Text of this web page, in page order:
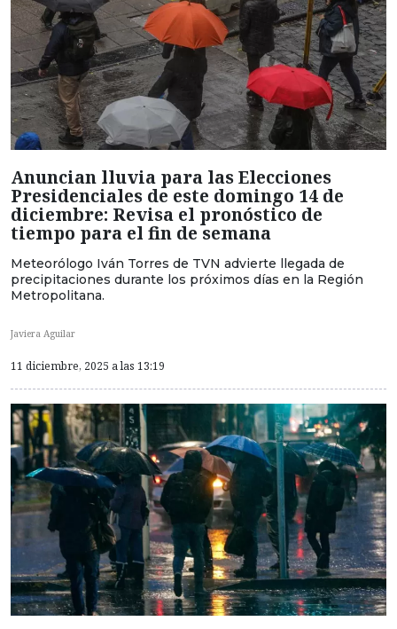
Anuncian lluvia para las Elecciones
Presidenciales de este domingo 14 de
diciembre: Revisa el pronóstico de
tiempo para el fin de semana
Meteorólogo Iván Torres de TVN advierte llegada de
precipitaciones durante los próximos días en la Región
Metropolitana.
Javiera Aguilar
11 diciembre, 2025 a las 13:19